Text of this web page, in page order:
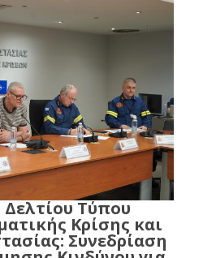
Τύπου
Κρίσης και
Συνεδρίαση